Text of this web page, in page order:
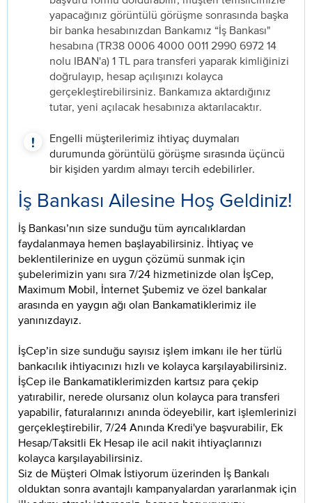
yapacağınız görüntülü görüşme sonrasında başka
bir banka hesabınızdan Bankamız “İş Bankası"
hesabına (TR38 0006 4000 0011 2990 6972 14
nolu IBAN'a) 1 TL para transferi yaparak kimliğinizi
doğrulayıp, hesap açılışınızı kolayca
gerçekleştirebilirsiniz. Bankamıza aktardığınız
tutar, yeni açılacak hesabınıza aktarılacaktır.
Engelli müşterilerimiz ihtiyaç duymaları
durumunda görüntülü görüşme sırasında üçüncü
bir kişiden yardım almayı tercih edebilirler.
İş Bankası Ailesine Hoş Geldiniz!
İş Bankası’nın size sunduğu tüm ayrıcalıklardan
faydalanmaya hemen başlayabilirsiniz. İhtiyaç ve
beklentilerinize en uygun çözümü sunmak için
şubelerimizin yanı sıra 7/24 hizmetinizde olan İşCep,
Maximum Mobil, İnternet Şubemiz ve özel bankalar
arasında en yaygın ağı olan Bankamatiklerimiz ile
yanınızdayız.
İşCep’in size sunduğu sayısız işlem imkanı ile her türlü
bankacılık ihtiyacınızı hızlı ve kolayca karşılayabilirsiniz.
İşCep ile Bankamatiklerimizden kartsız para çekip
yatırabilir, nerede olursanız olun kolayca para transferi
yapabilir, faturalarınızı anında ödeyebilir, kart işlemlerinizi
gerçekleştirebilir, 7/24 Anında Kredi'ye başvurabilir, Ek
Hesap/Taksitli Ek Hesap ile acil nakit ihtiyaçlarınızı
kolayca karşılayabilirsiniz.
Siz de Müşteri Olmak İstiyorum üzerinden İş Bankalı
olduktan sonra avantajlı kampanyalardan yararlanmak için